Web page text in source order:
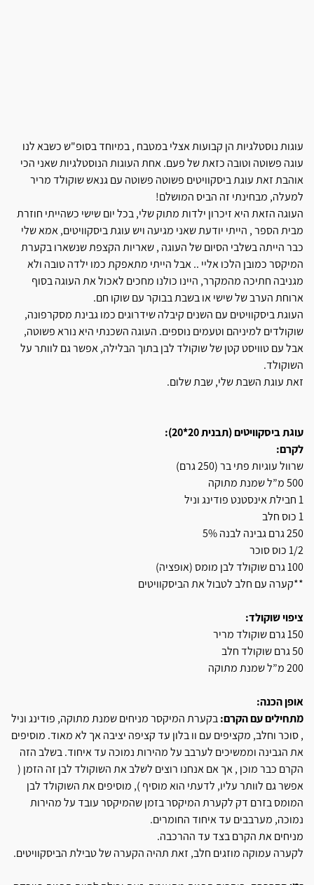
עוגות נוסטלגיות הן קבועות אצלי במטבח , במיוחד בסופ"ש כשבא לנו
עוגה פשוטה וטובה כזאת של פעם. אחת העוגות הנוסטלגיות שאני הכי
אוהבת זאת עוגת ביסקוויטים פשוטה פשוטה עם גנאש שוקולד מריר
למעלה, מבחינתי זה הביס המושלם!
העוגה הזאת היא זיכרון ילדות מתוק שלי, בכל יום שישי כשהייתי חוזרת
מבית הספר , הייתי יודעת שאני מגיעה ויש עוגת ביסקוויטים, אמא שלי
כבר הייתה בשלבי הסיום של העוגה , שאריות הקצפת שנשארו בקערת
המיקסר כמובן הלכו אליי .. אבל הייתי מתאפקת כמו ילדה טובה ולא
מגניבה חתיכה מהמקרר, היינו כולנו מחכים לאכול את העוגה בסוף
ארוחת הערב של שישי או בשבת בבוקר עם שוקו חם.
העוגת ביסקוויטים עם השנים קיבלה שידרוגים כמו גבינת מסקרפונה,
שוקולדים למיניהם וטעמים נוספים. העוגה השכנתי היא נורא פשוטה,
אבל עם טוויסט קטן של שוקולד לבן בתוך הבלילה, אפשר גם לוותר על
השוקולד.
זאת עוגת השבת שלי, שבת שלום.
עוגת ביסקוויטים (תבנית 20*20):
לקרם:
שרוול עוגיות פתי בר (250 גרם)
500 מ”ל שמנת מתוקה
1 חבילת אינסטנט פודינג וניל
1 כוס חלב
250 גרם גבינה לבנה 5%
1/2 כוס סוכר
100 גרם שוקולד לבן מומס (אופציה)
**קערה עם חלב לטבול את הביסקוויטים
ציפוי שוקולד:
150 גרם שוקולד מריר
50 גרם שוקולד חלב
200 מ”ל שמנת מתוקה
אופן הכנה:
מתחילים עם הקרם: בקערת המיקסר מניחים שמנת מתוקה, פודינג וניל
, סוכר וחלב, מקציפים עם וו בלון עד קציפה יציבה אך לא מאוד. מוסיפים
את הגבינה וממשיכים לערבב על מהירות נמוכה עד איחוד. בשלב הזה
הקרם כבר מוכן , אך אם אנחנו רוצים לשלב את השוקולד לבן זה הזמן (
אפשר גם לוותר עליו, לדעתי הוא מוסיף ), מוסיפים את השוקולד לבן
המומס בזרם דק לקערת המיקסר בזמן שהמיקסר עובד על מהירות
נמוכה, מערבבים עד איחוד החומרים.
מניחים את הקרם בצד עד ההרכבה.
לקערה עמוקה מוזגים חלב, זאת תהיה הקערה של טבילת הביסקוויטים.